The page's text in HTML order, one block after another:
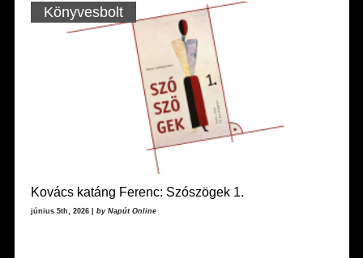
Könyvesbolt
Kovács katáng Ferenc: Szószögek 1.
június 5th, 2026 | by Napút Online